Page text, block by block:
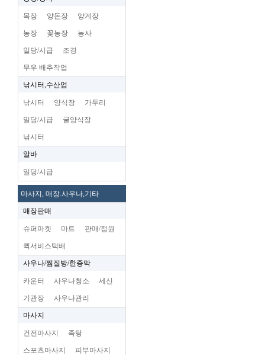
목장 양돈장 양계장
농장 꽃농장 농사
일당/시급 조경
무우 배추작업
낚시터,수산업
낚시터 양식장 가두리
일당/시급 굴양식장
낚시터
알바
일당/시급
마사지, 매장.사우나,기타
매장판매
슈퍼마켓 마트 판매/점원
퀵서비스택배
사우나/찜질방/한증막
카운터 사우나청소 세신
기관장 사우나관리
마사지
건전마사지 족탕
스포츠마사지 피부마사지